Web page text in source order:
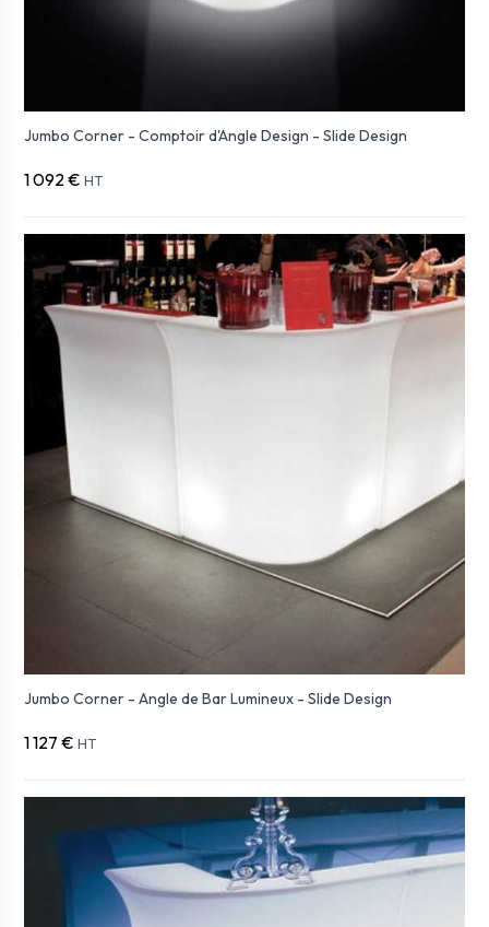
Jumbo Corner - Comptoir d'Angle Design - Slide Design
1 092 € HT
Jumbo Corner - Angle de Bar Lumineux - Slide Design
1 127 € HT